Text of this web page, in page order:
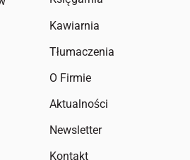
Tłumaczenia
O Firmie
Aktualności
Newsletter
Kontakt